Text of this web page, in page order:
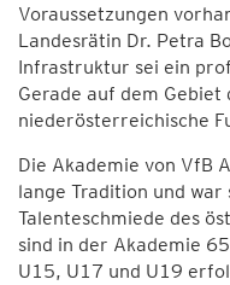
Voraussetzungen
Landesrätin Dr. Petra
Infrastruktur sei ein
Gerade auf dem
niederösterreichische
Die Akademie von VfB
lange Tradition und
Talenteschmiede des
sind in der Akademie
U15, U17 und U19